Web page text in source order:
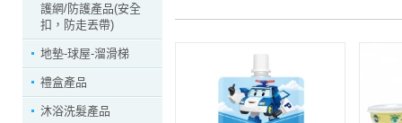
護網/防護產品(安全
扣，防走丟帶)
地墊-球屋-溜滑梯
禮盒產品
沐浴洗髮產品